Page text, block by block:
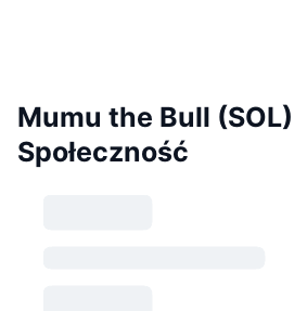
Mumu the Bull (SOL)
Społeczność